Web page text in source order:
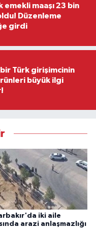
emekli maaşı 23 bin
Düzenleme
girdi
bir Türk girişimcinin
büyük ilgi
iki aile
arazi anlaşmazlığı